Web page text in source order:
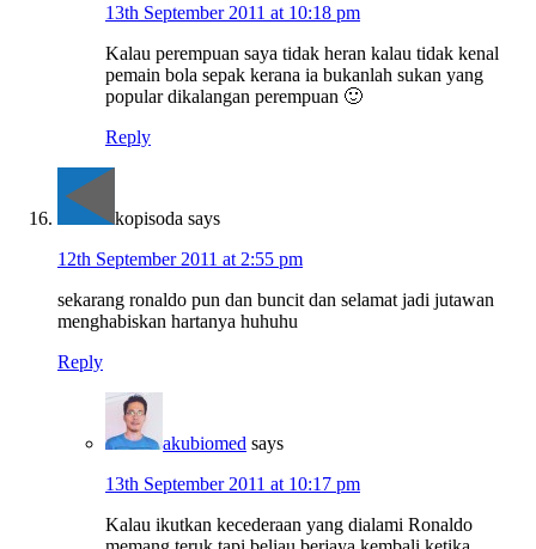
13th September 2011 at 10:18 pm
Kalau perempuan saya tidak heran kalau tidak kenal
pemain bola sepak kerana ia bukanlah sukan yang
popular dikalangan perempuan 🙂
Reply
kopisoda says
12th September 2011 at 2:55 pm
sekarang ronaldo pun dan buncit dan selamat jadi jutawan
menghabiskan hartanya huhuhu
Reply
akubiomed says
13th September 2011 at 10:17 pm
Kalau ikutkan kecederaan yang dialami Ronaldo